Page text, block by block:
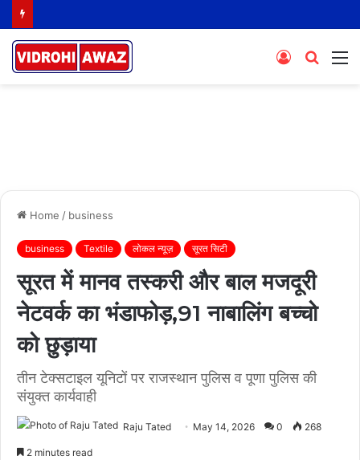
Search
Log
Home / business
business Textile लोकल न्यूज़ सूरत सिटी
सूरत में मानव तस्करी और बाल मजदूरी
नेटवर्क का भंडाफोड़,91 नाबालिंग बच्चो
को छुड़ाया
तीन टेक्सटाइल यूनिटों पर राजस्थान पुलिस व पूणा पुलिस की
संयुक्त कार्यवाही
Raju Tated May 14, 2026 0 268
2 minutes read